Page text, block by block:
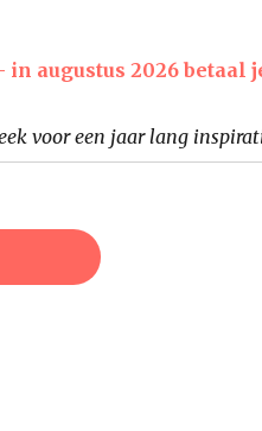
in augustus 2026 betaal
voor een jaar lang